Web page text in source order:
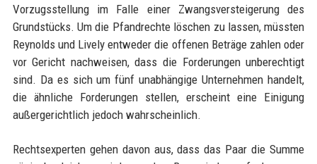
Vorzugsstellung im Falle einer Zwangsversteigerung des
Grundstücks. Um die Pfandrechte löschen zu lassen, müssten
Reynolds und Lively entweder die offenen Beträge zahlen oder
vor Gericht nachweisen, dass die Forderungen unberechtigt
sind. Da es sich um fünf unabhängige Unternehmen handelt,
die ähnliche Forderungen stellen, erscheint eine Einigung
außergerichtlich jedoch wahrscheinlich.
Rechtsexperten gehen davon aus, dass das Paar die Summe